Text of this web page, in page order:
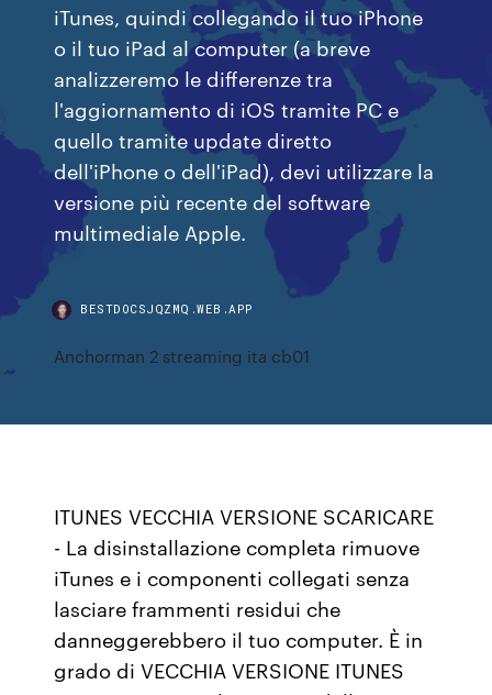
iTunes, quindi collegando il tuo iPhone
o il tuo iPad al computer (a breve
analizzeremo le differenze tra
l'aggiornamento di iOS tramite PC e
quello tramite update diretto
dell'iPhone o dell'iPad), devi utilizzare la
versione più recente del software
multimediale Apple.
BESTDOCSJQZMQ.WEB.APP
Anchorman 2 streaming ita cb01
ITUNES VECCHIA VERSIONE SCARICARE
- La disinstallazione completa rimuove
iTunes e i componenti collegati senza
lasciare frammenti residui che
danneggerebbero il tuo computer. È in
grado di VECCHIA VERSIONE ITUNES